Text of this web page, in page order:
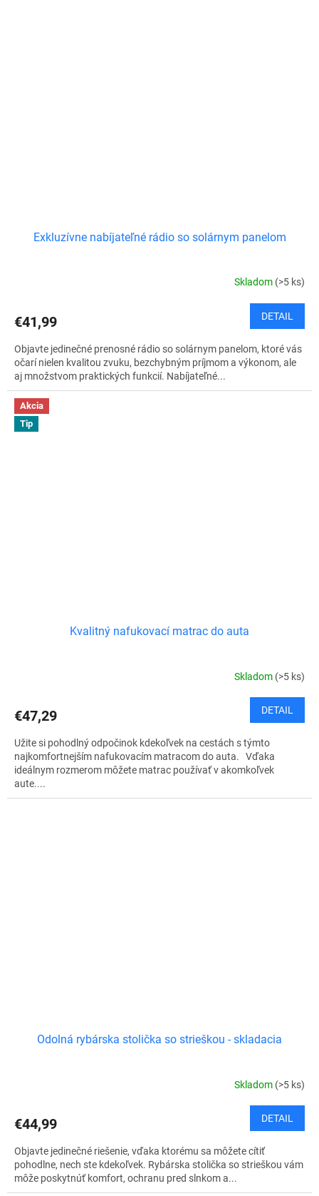
Exkluzívne nabíjateľné rádio so solárnym panelom
Skladom (>5 ks)
€41,99 DETAIL
Objavte jedinečné prenosné rádio so solárnym panelom, ktoré vás
očarí nielen kvalitou zvuku, bezchybným príjmom a výkonom, ale
aj množstvom praktických funkcií. Nabíjateľné...
Akcia
Tip
Kvalitný nafukovací matrac do auta
Skladom (>5 ks)
€47,29 DETAIL
Užite si pohodlný odpočinok kdekoľvek na cestách s týmto
najkomfortnejším nafukovacím matracom do auta. Vďaka
ideálnym rozmerom môžete matrac používať v akomkoľvek
aute....
Odolná rybárska stolička so strieškou - skladacia
Skladom (>5 ks)
€44,99 DETAIL
Objavte jedinečné riešenie, vďaka ktorému sa môžete cítiť
pohodlne, nech ste kdekoľvek. Rybárska stolička so strieškou vám
môže poskytnúť komfort, ochranu pred slnkom a...